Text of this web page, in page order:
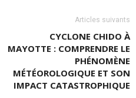
Articles suivants
CYCLONE CHIDO À
MAYOTTE : COMPRENDRE LE
PHÉNOMÈNE
MÉTÉOROLOGIQUE ET SON
IMPACT CATASTROPHIQUE